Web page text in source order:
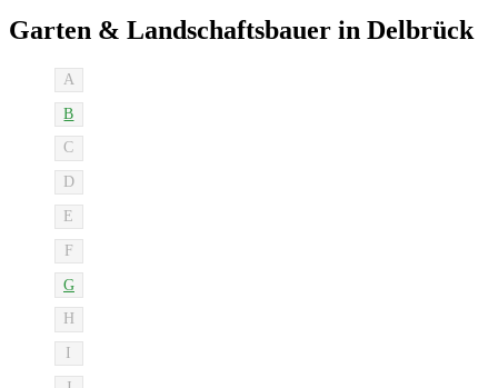
Garten & Landschaftsbauer in Delbrück
A
B
C
D
E
F
G
H
I